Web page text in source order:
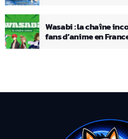
Wasabi : la chaîne
fans d’anime en